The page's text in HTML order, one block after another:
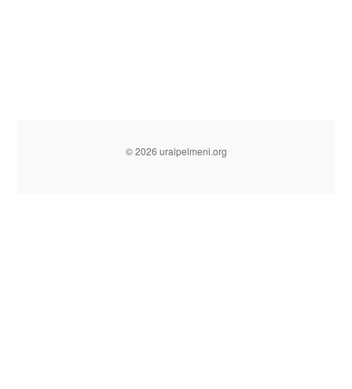
© 2026 uralpelmeni.org